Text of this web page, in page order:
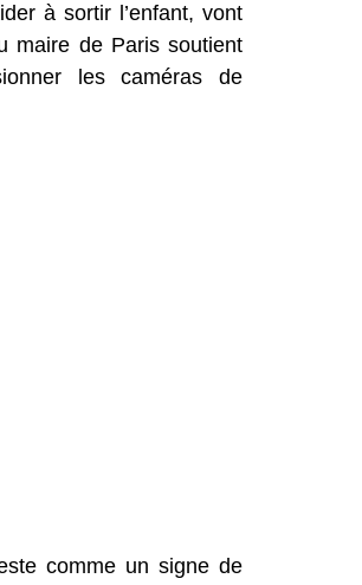
à sortir l’enfant, vont
maire de Paris soutient
les caméras de
comme un signe de